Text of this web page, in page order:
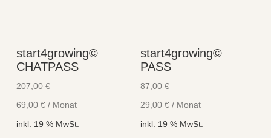
start4growing©
CHATPASS
207,00 €
69,00 €/ Monat
inkl. 19 % MwSt.
start4growing©
PASS
87,00 €
29,00 €/ Monat
inkl. 19 % MwSt.